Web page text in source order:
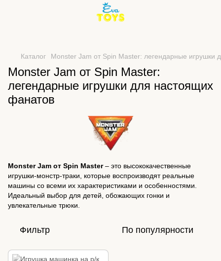
Каталог Monster Jam от Spin Master: легендарные игрушки
Monster Jam от Spin Master:
легендарные игрушки для настоящих
фанатов
Monster Jam от Spin Master– это высококачественные
игрушки-монстр-траки, которые воспроизводят реальные
машины со всеми их характеристиками и особенностями.
Идеальный выбор для детей, обожающих гонки и
увлекательные трюки.
Фильтр По популярности